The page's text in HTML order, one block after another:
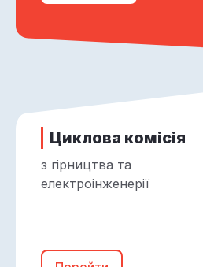
Циклова комісія
з гірництва та
електроінженерії